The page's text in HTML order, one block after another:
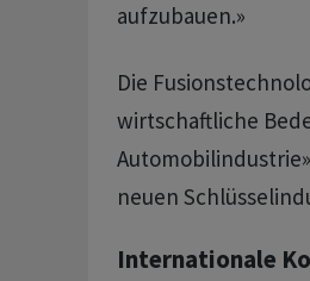
aufzubauen.»
Die
wirtschaftliche
neuen
Internationale